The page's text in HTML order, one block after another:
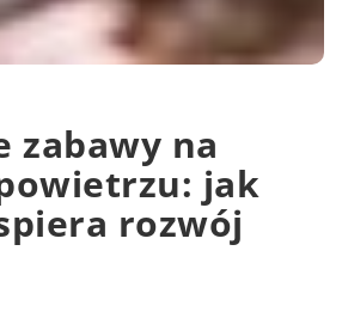
zabawy na
jak
rozwój